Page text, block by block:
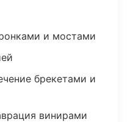
и мостами
брекетами и
винирами